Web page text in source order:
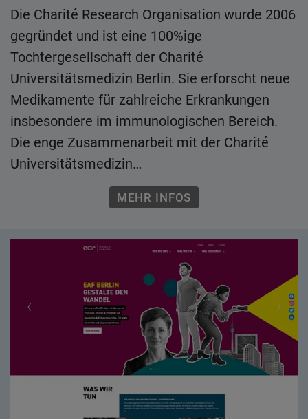
Die Charité Research Organisation wurde 2006
gegründet und ist eine 100%ige
Tochtergesellschaft der Charité
Universitätsmedizin Berlin. Sie erforscht neue
Medikamente für zahlreiche Erkrankungen
insbesondere im immunologischen Bereich.
Die enge Zusammenarbeit mit der Charité
Universitätsmedizin…
MEHR INFOS